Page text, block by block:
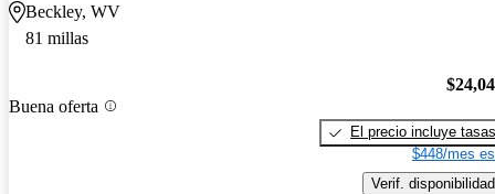
Beckley, WV
81 millas
Buena oferta
El precio incluye tasas
$448/mes
Verif. disponibilidad